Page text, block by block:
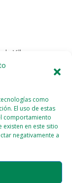
como
El uso de estas
comportamiento
existen en este sitio
negativamente a
Villanueva
campesina de
(CNTC) de esa
cuando
le dispararon.
del FNRP en San